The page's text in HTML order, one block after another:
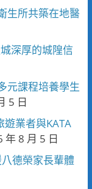
生所共築在地醫
深厚的城隍信
元課程培養學生
5 日
業者與KATA
年 8 月 5 日
德榮家長輩體